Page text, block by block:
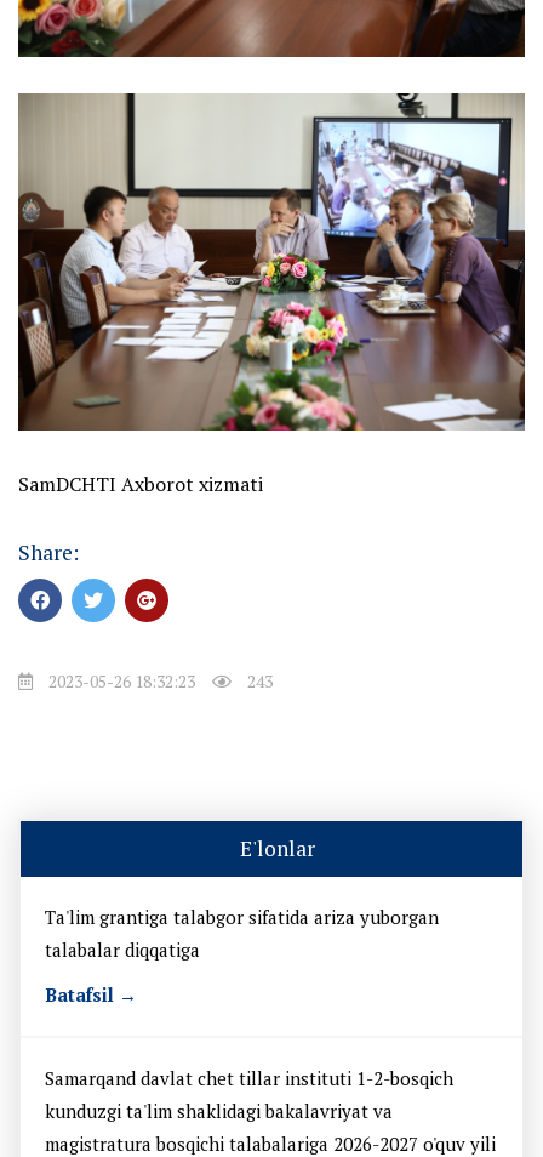
SamDCHTI Axborot xizmati
Share:
2023-05-26 18:32:23 243
E'lonlar
Ta'lim grantiga talabgor sifatida ariza yuborgan
talabalar diqqatiga
Batafsil →
Samarqand davlat chet tillar instituti 1-2-bosqich
kunduzgi ta'lim shaklidagi bakalavriyat va
magistratura bosqichi talabalariga 2026-2027 o'quv yili